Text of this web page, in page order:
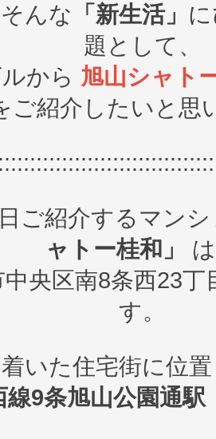
んな 「新生活」
題として、
から 旭山シャト
ご紹介したいと思
ご紹介するマン
ャトー桂和」
中央区南8条西23
す。
いた住宅街に位
線9条旭山公園通駅